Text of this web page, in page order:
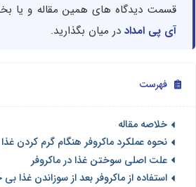
قسمت دیدگاه های همین مقاله و یا
آی پی امداد در میان بگذارید.
فهرست
خلاصه مقاله
نحوه عملکرد ماکروفر هنگام گرم کردن غذا
علت اصلی سوختن غذا در ماکروفر
استفاده از ماکروفر بعد از سوزاندن غذا